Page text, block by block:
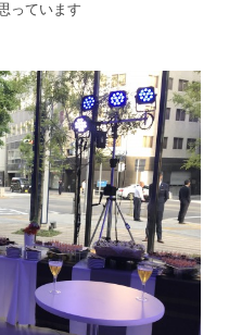
っています